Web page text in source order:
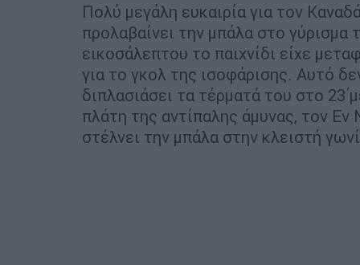
Πολύ μεγάλη ευκαιρία για τον
προλαβαίνει την μπάλα στο
εικοσάλεπτου το παιχνίδι είχε
για το γκολ της ισοφάρισης. Αυτό
διπλασιάσει τα τέρματά του στο
πλάτη της αντίπαλης άμυνας, τον Εν
στέλνει την μπάλα στην κλειστή